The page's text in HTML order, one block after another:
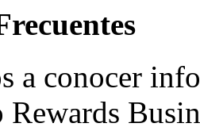
a conocer